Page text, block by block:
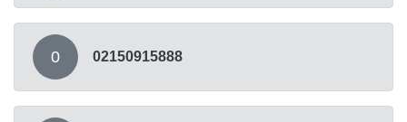
0 02150915888